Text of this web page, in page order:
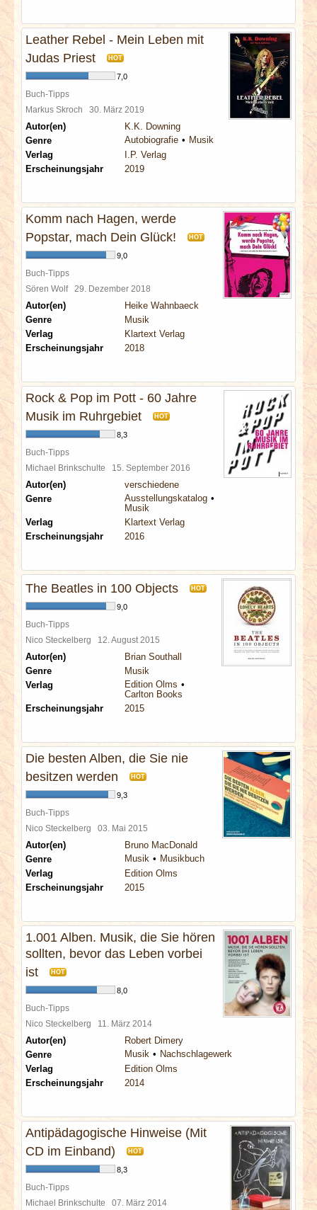
Leather Rebel - Mein Leben mit
Judas Priest
HOT
7,0
Buch-Tipps
Markus Skroch 30. März 2019
Autor(en)
K.K. Downing
Genre
Autobiografie
Musik
Verlag
I.P. Verlag
Erscheinungsjahr
2019
Komm nach Hagen, werde
Popstar, mach Dein Glück!
HOT
9,0
Buch-Tipps
Sören Wolf 29. Dezember 2018
Autor(en)
Heike Wahnbaeck
Genre
Musik
Verlag
Klartext Verlag
Erscheinungsjahr
2018
Rock & Pop im Pott - 60 Jahre
Musik im Ruhrgebiet
HOT
8,3
Buch-Tipps
Michael Brinkschulte 15. September 2016
Autor(en)
verschiedene
Genre
Ausstellungskatalog
Musik
Verlag
Klartext Verlag
Erscheinungsjahr
2016
The Beatles in 100 Objects HOT
9,0
Buch-Tipps
Nico Steckelberg 12. August 2015
Autor(en)
Brian Southall
Genre
Musik
Verlag
Edition Olms
Carlton Books
Erscheinungsjahr
2015
Die besten Alben, die Sie nie
besitzen werden
HOT
9,3
Buch-Tipps
Nico Steckelberg 03. Mai 2015
Autor(en)
Bruno MacDonald
Genre
Musik
Musikbuch
Verlag
Edition Olms
Erscheinungsjahr
2015
1.001 Alben. Musik, die Sie hören
sollten, bevor das Leben vorbei
ist
HOT
8,0
Buch-Tipps
Nico Steckelberg 11. März 2014
Autor(en)
Robert Dimery
Genre
Musik
Nachschlagewerk
Verlag
Edition Olms
Erscheinungsjahr
2014
Antipädagogische Hinweise (Mit
CD im Einband)
HOT
8,3
Buch-Tipps
Michael Brinkschulte 07. März 2014